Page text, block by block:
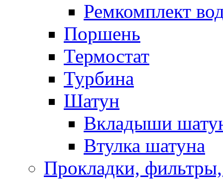
Ремкомплект
Поршень
Термостат
Турбина
Шатун
Вкладыши
Втулка шатуна
Прокладки,